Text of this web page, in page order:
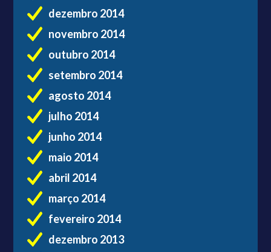
dezembro 2014
novembro 2014
outubro 2014
setembro 2014
agosto 2014
julho 2014
junho 2014
maio 2014
abril 2014
março 2014
fevereiro 2014
dezembro 2013